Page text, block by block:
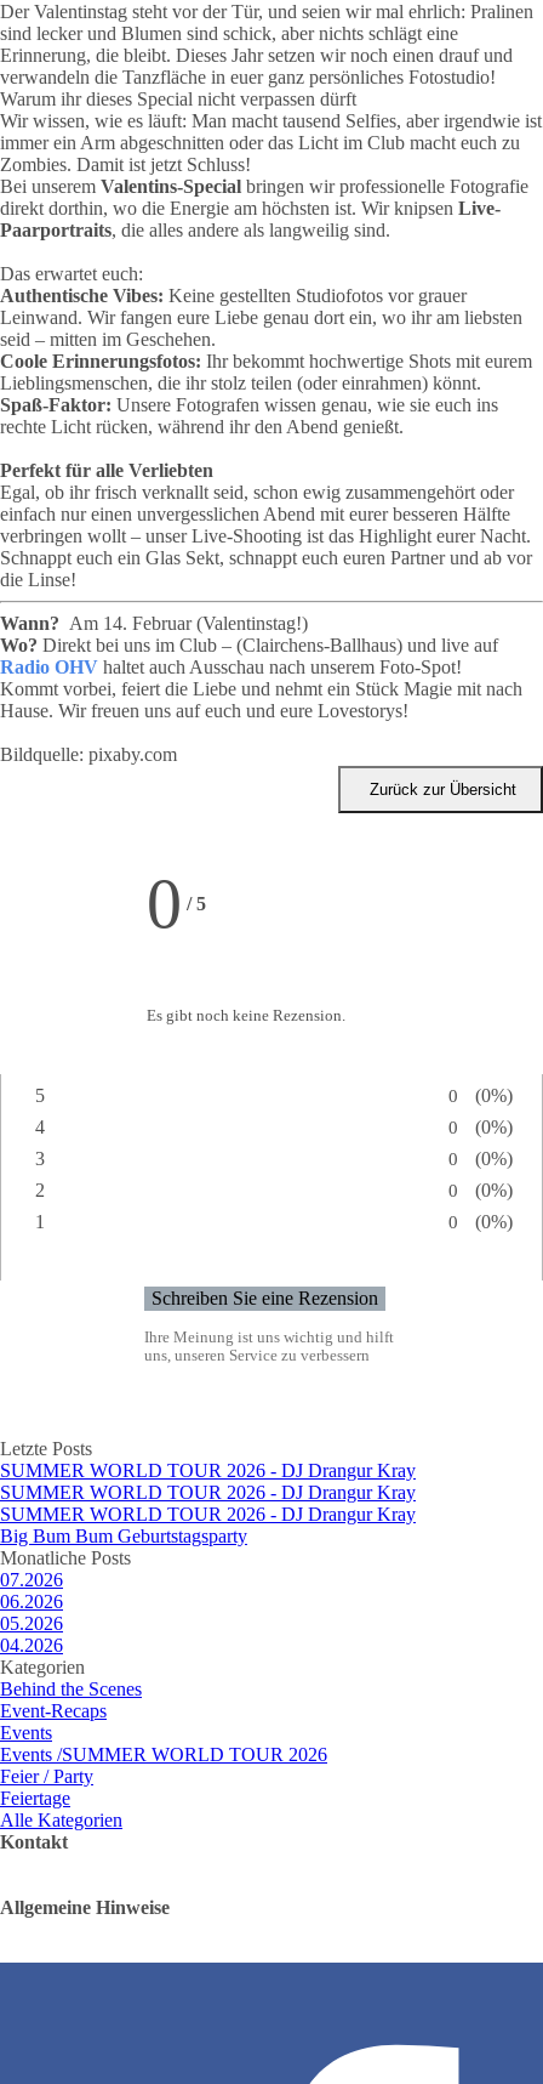
Der Valentinstag steht vor der Tür, und seien wir mal ehrlich: Pralinen
sind lecker und Blumen sind schick, aber nichts schlägt eine
Erinnerung, die bleibt. Dieses Jahr setzen wir noch einen drauf und
verwandeln die Tanzfläche in euer ganz persönliches Fotostudio!
Warum ihr dieses Special nicht verpassen dürft
Wir wissen, wie es läuft: Man macht tausend Selfies, aber irgendwie ist
immer ein Arm abgeschnitten oder das Licht im Club macht euch zu
Zombies. Damit ist jetzt Schluss!
Bei unserem Valentins-Special bringen wir professionelle Fotografie
direkt dorthin, wo die Energie am höchsten ist. Wir knipsen Live-
Paarportraits, die alles andere als langweilig sind.
Das erwartet euch:
Authentische Vibes: Keine gestellten Studiofotos vor grauer
Leinwand. Wir fangen eure Liebe genau dort ein, wo ihr am liebsten
seid – mitten im Geschehen.
Coole Erinnerungsfotos: Ihr bekommt hochwertige Shots mit eurem
Lieblingsmenschen, die ihr stolz teilen (oder einrahmen) könnt.
Spaß-Faktor: Unsere Fotografen wissen genau, wie sie euch ins
rechte Licht rücken, während ihr den Abend genießt.
Perfekt für alle Verliebten
Egal, ob ihr frisch verknallt seid, schon ewig zusammengehört oder
einfach nur einen unvergesslichen Abend mit eurer besseren Hälfte
verbringen wollt – unser Live-Shooting ist das Highlight eurer Nacht.
Schnappt euch ein Glas Sekt, schnappt euch euren Partner und ab vor
die Linse!
Wann? Am 14. Februar (Valentinstag!)
Wo? Direkt bei uns im Club – (Clairchens-Ballhaus) und live auf
Radio OHV haltet auch Ausschau nach unserem Foto-Spot!
Kommt vorbei, feiert die Liebe und nehmt ein Stück Magie mit nach
Hause. Wir freuen uns auf euch und eure Lovestorys!
Bildquelle: pixaby.com
Zurück zur Übersicht
0 /5
Es gibt noch keine Rezension.
5 Anzahl von
0 (0%)
4 Anzahl von
0 (0%)
3 Anzahl von
0 (0%)
2 Anzahl von
0 (0%)
1 Anzahl von
0 (0%)
Ihre Meinung ist uns wichtig und hilft
uns, unseren Service zu verbessern
Block überspringen Letzte Posts
Letzte Posts
SUMMER WORLD TOUR 2026 - DJ Drangur Kray
SUMMER WORLD TOUR 2026 - DJ Drangur Kray
SUMMER WORLD TOUR 2026 - DJ Drangur Kray
Big Bum Bum Geburtstagsparty
Block überspringen Monatliche Posts
Monatliche Posts
07.2026
06.2026
05.2026
04.2026
Block überspringen Kategorien
Kategorien
Behind the Scenes
Event-Recaps
Events
Events /SUMMER WORLD TOUR 2026
Feier / Party
Feiertage
Alle Kategorien
Kontakt
Allgemeine Hinweise